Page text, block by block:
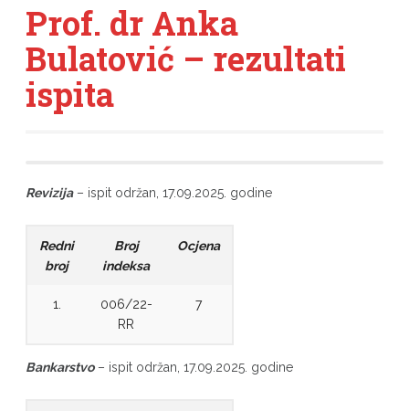
Prof. dr Anka
Bulatović – rezultati
ispita
Revizija– ispit održan, 17.09.2025. godine
Redni
broj
Broj
indeksa
Ocjena
1.
006/22-
RR
7
Bankarstvo– ispit održan, 17.09.2025. godine